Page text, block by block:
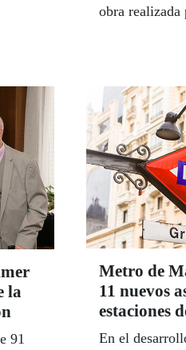
obra realizada
la
91
Metro de
11 nuevos
estaciones
En el